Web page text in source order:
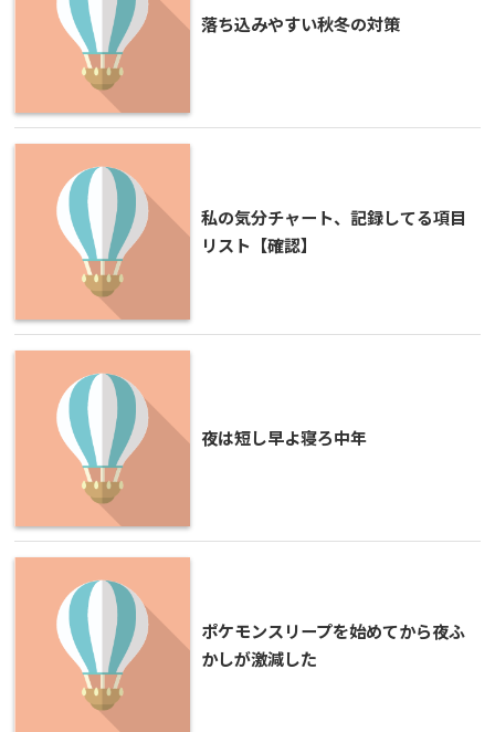
落ち込みやすい秋冬の対策
私の気分チャート、記録してる項目
リスト【確認】
夜は短し早よ寝ろ中年
ポケモンスリープを始めてから夜ふ
かしが激減した